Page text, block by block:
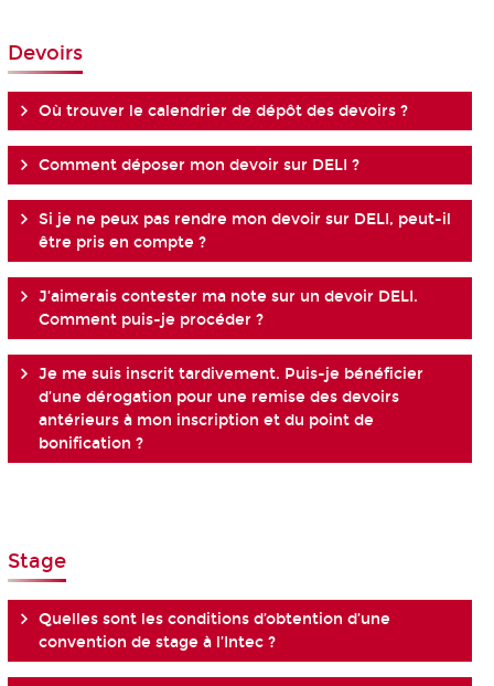
Devoirs
Où trouver le calendrier de dépôt des devoirs ?
Comment déposer mon devoir sur DELI ?
Si je ne peux pas rendre mon devoir sur DELI, peut-il
être pris en compte ?
J’aimerais contester ma note sur un devoir DELI.
Comment puis-je procéder ?
Je me suis inscrit tardivement. Puis-je bénéficier
d’une dérogation pour une remise des devoirs
antérieurs à mon inscription et du point de
bonification ?
Stage
Quelles sont les conditions d’obtention d’une
convention de stage à l’Intec ?